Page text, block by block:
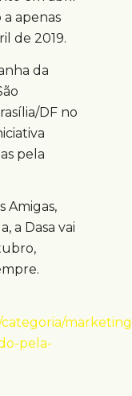
apenas
de 2019.
da
DF no
pela
Amigas,
a Dasa vai
pela-